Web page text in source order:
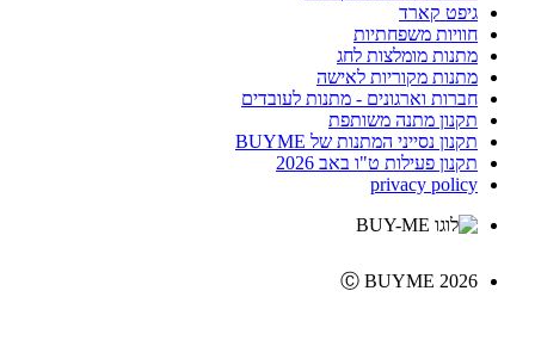
גיפט קארד
חוויות משפחתיות
מתנות מומלצות לחג
מתנות מקוריות לאישה
חברות וארגונים - מתנות לעובדים
תקנון מתנה משותפת
תקנון נסייני המתנות של BUYME
תקנון פעילות ט"ו באב 2026
privacy policy
Ⓒ BUYME 2026